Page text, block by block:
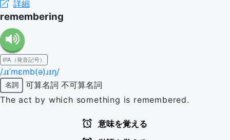
詳細
remembering
IPA（発音記号）
/ɹɪˈmɛmb(ə)ɹɪŋ/
名詞 可算名詞 不可算名詞
The act by which something is remembered.
意味を覚える